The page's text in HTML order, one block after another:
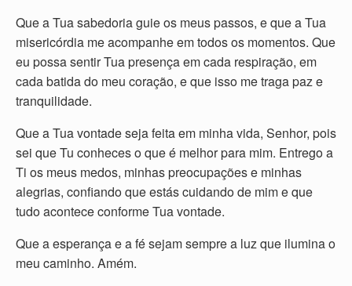
Que a Tua sabedoria guie os meus passos, e que a Tua
misericórdia me acompanhe em todos os momentos. Que
eu possa sentir Tua presença em cada respiração, em
cada batida do meu coração, e que isso me traga paz e
tranquilidade.
Que a Tua vontade seja feita em minha vida, Senhor, pois
sei que Tu conheces o que é melhor para mim. Entrego a
Ti os meus medos, minhas preocupações e minhas
alegrias, confiando que estás cuidando de mim e que
tudo acontece conforme Tua vontade.
Que a esperança e a fé sejam sempre a luz que ilumina o
meu caminho. Amém.